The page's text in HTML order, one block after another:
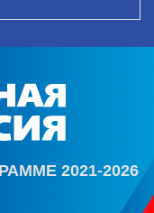
2021-2026